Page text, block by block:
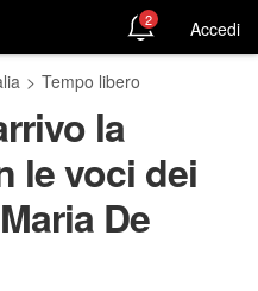
2 Accedi
> Tempo libero
la
le voci dei
De